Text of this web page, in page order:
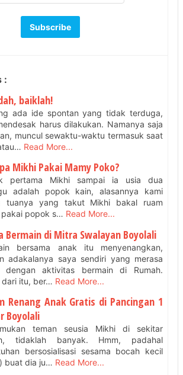
:
baiklah!
ada ide spontan yang tidak terduga,
harus dilakukan. Namanya saja
muncul sewaktu-waktu termasuk saat
Read More...
Mikhi Pakai Mamy Poko?
pertama Mikhi sampai ia usia dua
adalah popok kain, alasannya kami
tuanya yang takut Mikhi bakal ruam
pakai popok s… Read More...
Bermain di Mitra Swalayan Boyolali
bersama anak itu menyenangkan,
adakalanya saya sendiri yang merasa
dengan aktivitas bermain di Rumah.
dari itu, ber… Read More...
Renang Anak Gratis di Pancingan 1
Boyolali
teman seusia Mikhi di sekitar
tidaklah banyak. Hmm, padahal
bersosialisasi sesama bocah kecil
buat dia ju… Read More...